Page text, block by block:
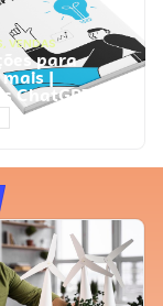
, VENDAS
para
mais |
ChatGPT